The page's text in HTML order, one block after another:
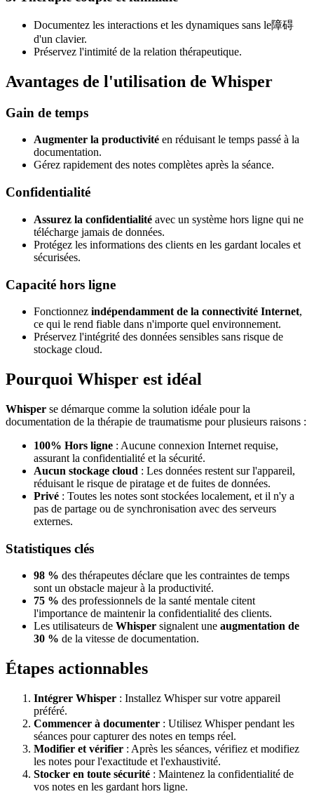
Documentez les interactions et les dynamiques sans le障碍
d'un clavier.
Préservez l'intimité de la relation thérapeutique.
Avantages de l'utilisation de Whisper
Gain de temps
Augmenter la productivité en réduisant le temps passé à la
documentation.
Gérez rapidement des notes complètes après la séance.
Confidentialité
Assurez la confidentialité avec un système hors ligne qui ne
télécharge jamais de données.
Protégez les informations des clients en les gardant locales et
sécurisées.
Capacité hors ligne
Fonctionnez indépendamment de la connectivité Internet,
ce qui le rend fiable dans n'importe quel environnement.
Préservez l'intégrité des données sensibles sans risque de
stockage cloud.
Pourquoi Whisper est idéal
Whisper se démarque comme la solution idéale pour la
documentation de la thérapie de traumatisme pour plusieurs raisons :
100% Hors ligne : Aucune connexion Internet requise,
assurant la confidentialité et la sécurité.
Aucun stockage cloud : Les données restent sur l'appareil,
réduisant le risque de piratage et de fuites de données.
Privé : Toutes les notes sont stockées localement, et il n'y a
pas de partage ou de synchronisation avec des serveurs
externes.
Statistiques clés
98 % des thérapeutes déclare que les contraintes de temps
sont un obstacle majeur à la productivité.
75 % des professionnels de la santé mentale citent
l'importance de maintenir la confidentialité des clients.
Les utilisateurs de Whisper signalent une augmentation de
30 % de la vitesse de documentation.
Étapes actionnables
Intégrer Whisper : Installez Whisper sur votre appareil
préféré.
Commencer à documenter : Utilisez Whisper pendant les
séances pour capturer des notes en temps réel.
Modifier et vérifier : Après les séances, vérifiez et modifiez
les notes pour l'exactitude et l'exhaustivité.
Stocker en toute sécurité : Maintenez la confidentialité de
vos notes en les gardant hors ligne.